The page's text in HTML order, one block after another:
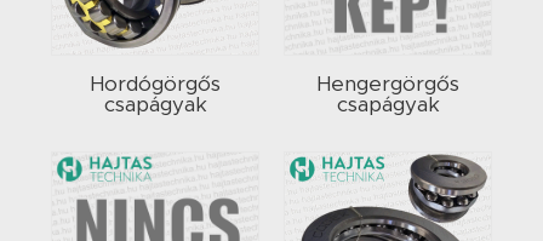
Hordógörgős
csapágyak
Hengergörgős
csapágyak